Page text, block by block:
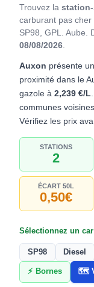
Trouvez la
carburant pas
SP98, GPL. Aube.
08/08/2026.
Auxon présente
proximité dans le
gazole à 2,239 €/L
communes
Vérifiez les prix
STATIONS
2
ÉCART 50L
0,50€
Sélectionnez un
SP98 Diesel
⚡ Bornes 🗺️